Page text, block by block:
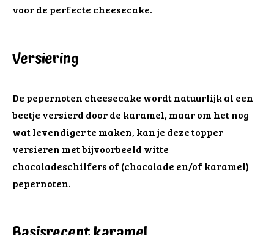
voor de perfecte cheesecake.
Versiering
De pepernoten cheesecake wordt natuurlijk al een
beetje versierd door de karamel, maar om het nog
wat levendiger te maken, kan je deze topper
versieren met bijvoorbeeld witte
chocoladeschilfers of (chocolade en/of karamel)
pepernoten.